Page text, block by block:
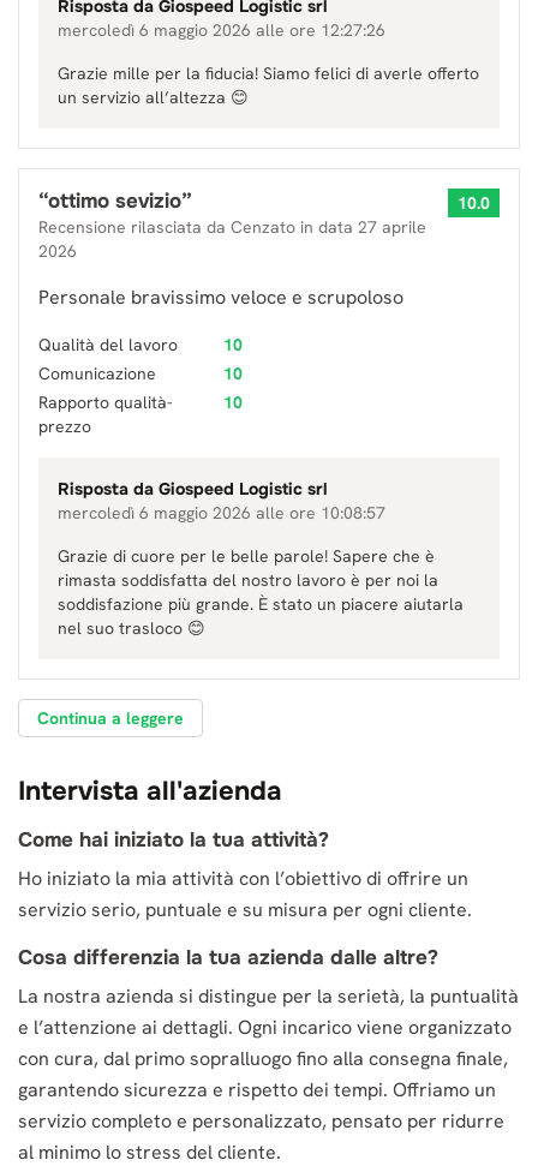
Risposta da Giospeed Logistic srl
mercoledì 6 maggio 2026 alle ore 12:27:26
Grazie mille per la fiducia! Siamo felici di averle offerto
un servizio all’altezza 😊
“ottimo sevizio”
Recensione rilasciata da Cenzato in data 27 aprile
2026
10.0
Personale bravissimo veloce e scrupoloso
Qualità del lavoro
10
Comunicazione
10
Rapporto qualità-
prezzo
10
Risposta da Giospeed Logistic srl
mercoledì 6 maggio 2026 alle ore 10:08:57
Grazie di cuore per le belle parole! Sapere che è
rimasta soddisfatta del nostro lavoro è per noi la
soddisfazione più grande. È stato un piacere aiutarla
nel suo trasloco 😊
Continua a leggere
Intervista all'azienda
Come hai iniziato la tua attività?
Ho iniziato la mia attività con l’obiettivo di offrire un
servizio serio, puntuale e su misura per ogni cliente.
Cosa differenzia la tua azienda dalle altre?
La nostra azienda si distingue per la serietà, la puntualità
e l’attenzione ai dettagli. Ogni incarico viene organizzato
con cura, dal primo sopralluogo fino alla consegna finale,
garantendo sicurezza e rispetto dei tempi. Offriamo un
servizio completo e personalizzato, pensato per ridurre
al minimo lo stress del cliente.